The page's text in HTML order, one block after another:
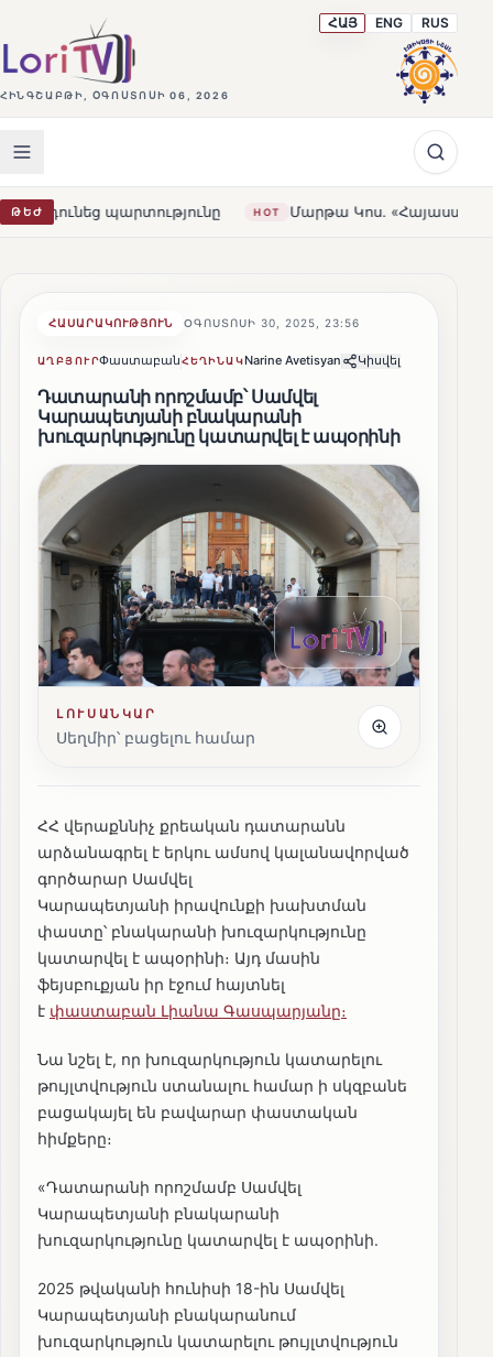
ՀԻՆԳՇԱԲԹԻ, ՕԳՈՍՏՈՍԻ 06, 2026
ՀԱՅ ENG RUS
ԹԵԺ HOT Մարթա Կոս. «Հայաստանն ու ԵՄ-ն երբեք
ՀԱՍԱՐԱԿՈՒԹՅՈՒՆ ՕԳՈՍՏՈՍԻ 30, 2025, 23:56
ԱՂԲՅՈՒՐՓաստաբանՀԵՂԻՆԱԿNarine Avetisyan Կիսվել
Դատարանի որոշմամբ՝ Սամվել
Կարապետյանի բնակարանի
խուզարկությունը կատարվել է ապօրինի
ԼՈՒՍԱՆԿԱՐ
Սեղմիր՝ բացելու համար
ՀՀ վերաքննիչ քրեական դատարանն
արձանագրել է երկու ամսով կալանավորված
գործարար Սամվել
Կարապետյանի իրավունքի խախտման
փաստը՝ բնակարանի խուզարկությունը
կատարվել է ապօրինի։ Այդ մասին
ֆեյսբուքյան իր էջում հայտնել
է փաստաբան Լիանա Գասպարյանը։
Նա նշել է, որ խուզարկություն կատարելու
թույլտվություն ստանալու համար ի սկզբանե
բացակայել են բավարար փաստական
հիմքերը։
«Դատարանի որոշմամբ Սամվել
Կարապետյանի բնակարանի
խուզարկությունը կատարվել է ապօրինի.
2025 թվականի հունիսի 18-ին Սամվել
Կարապետյանի բնակարանում
խուզարկություն կատարելու թույլտվություն